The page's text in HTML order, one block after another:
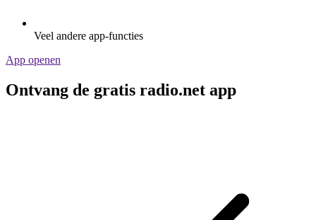
Veel andere app-functies
App openen
Ontvang de gratis radio.net app